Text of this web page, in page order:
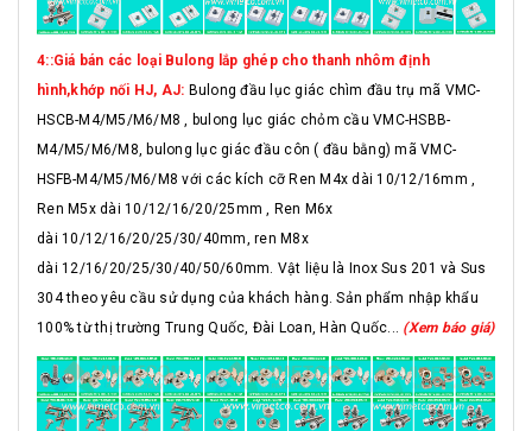
4::Giá bán các loại Bulong lắp ghép cho thanh nhôm định
hình,khớp nối HJ, AJ: Bulong đầu lục giác chìm đầu trụ mã VMC-
HSCB-M4/M5/M6/M8 , bulong lục giác chỏm cầu VMC-HSBB-
M4/M5/M6/M8, bulong lục giác đầu côn ( đầu bằng) mã VMC-
HSFB-M4/M5/M6/M8 với các kích cỡ Ren M4x dài 10/12/16mm ,
Ren M5x dài 10/12/16/20/25mm , Ren M6x
dài 10/12/16/20/25/30/40mm, ren M8x
dài 12/16/20/25/30/40/50/60mm. Vật liệu là Inox Sus 201 và Sus
304 theo yêu cầu sử dụng của khách hàng. Sản phẩm nhập khẩu
100% từ thị trường Trung Quốc, Đài Loan, Hàn Quốc... (Xem báo giá)